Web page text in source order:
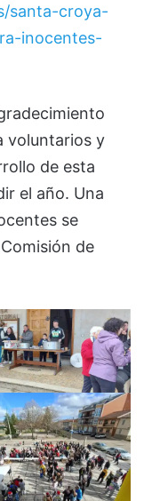
santa-croya-
inocentes-
voluntarios y
de esta
el año. Una
se
de